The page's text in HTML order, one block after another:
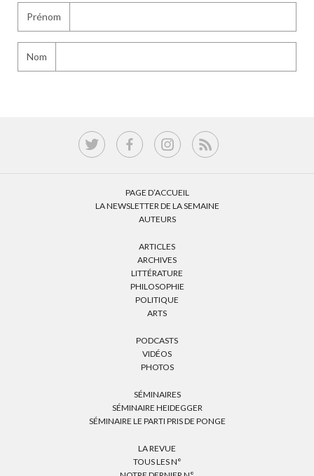
Prénom
Nom
PAGE D’ACCUEIL
LA NEWSLETTER DE LA SEMAINE
AUTEURS
ARTICLES
ARCHIVES
LITTÉRATURE
PHILOSOPHIE
POLITIQUE
ARTS
PODCASTS
VIDÉOS
PHOTOS
SÉMINAIRES
SÉMINAIRE HEIDEGGER
SÉMINAIRE LE PARTI PRIS DE PONGE
LA REVUE
TOUS LES N°